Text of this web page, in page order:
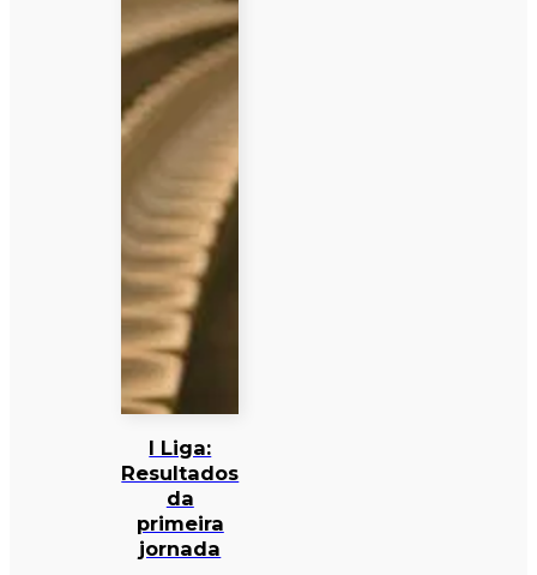
I Liga:
Resultados
da
primeira
jornada